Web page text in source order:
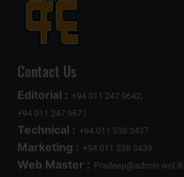
Contact Us
Editorial : +94 011 247 9642,
+94 011 247 9671
Technical : +94 011 538 3437
Marketing : +94 011 538 3439
Web Master : Pradeep@admin.wnl.lk